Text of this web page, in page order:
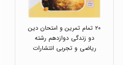
۲۰ تمام تمرین و امتحان دین
دو زندگی دوازدهم رشته
ریاضی و تجربی انتشارات